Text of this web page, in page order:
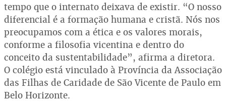
tempo que o internato deixava de existir. “O nosso
diferencial é a formação humana e cristã. Nós nos
preocupamos com a ética e os valores morais,
conforme a filosofia vicentina e dentro do
conceito da sustentabilidade”, afirma a diretora.
O colégio está vinculado à Província da Associação
das Filhas de Caridade de São Vicente de Paulo em
Belo Horizonte.